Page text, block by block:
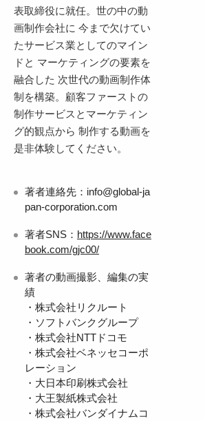
表取締役に就任。世の中の動
画制作会社に 今まで欠けてい
たサービス業としてのマイン
ドと マーケティングの要素を
融合した 次世代の動画制作体
制を構築。顧客ファーストの
制作サービスとマーケティン
グ的観点から 制作する動画を
是非体験してください。
著者連絡先：info@global-ja
pan-corporation.com
著者SNS： https://www.face
book.com/gjc00/
著者の動画撮影、編集の実
績
・株式会社リクルート
・ソフトバンクグループ
・株式会社NTTドコモ
・株式会社ベネッセコーポ
レーション
・大日本印刷株式会社
・大王製紙株式会社
・株式会社バンダイナムコ